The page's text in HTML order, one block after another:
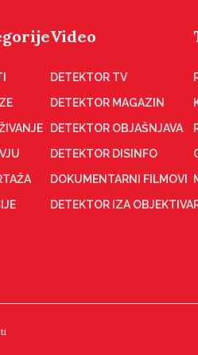
Video
DETEKTOR TV
DETEKTOR MAGAZIN
DETEKTOR OBJAŠNJAVA
DETEKTOR DISINFO
DOKUMENTARNI FILMOVI
DETEKTOR IZA OBJEKTIVA